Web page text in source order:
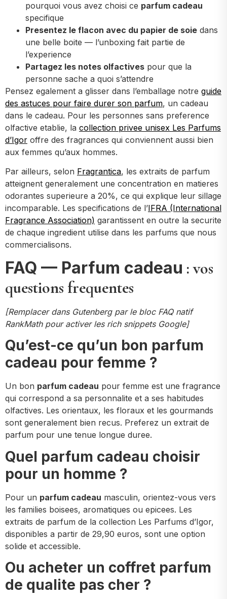
pourquoi vous avez choisi ce parfum cadeau
specifique
Presentez le flacon avec du papier de soie dans
une belle boite — l’unboxing fait partie de
l’experience
Partagez les notes olfactives pour que la
personne sache a quoi s’attendre
Pensez egalement a glisser dans l’emballage notre guide
des astuces pour faire durer son parfum, un cadeau
dans le cadeau. Pour les personnes sans preference
olfactive etablie, la collection privee unisex Les Parfums
d’Igor offre des fragrances qui conviennent aussi bien
aux femmes qu’aux hommes.
Par ailleurs, selon Fragrantica, les extraits de parfum
atteignent generalement une concentration en matieres
odorantes superieure a 20%, ce qui explique leur sillage
incomparable. Les specifications de l’IFRA (International
Fragrance Association) garantissent en outre la securite
de chaque ingredient utilise dans les parfums que nous
commercialisons.
FAQ — Parfum cadeau : vos
questions frequentes
[Remplacer dans Gutenberg par le bloc FAQ natif
RankMath pour activer les rich snippets Google]
Qu’est-ce qu’un bon parfum
cadeau pour femme ?
Un bon parfum cadeau pour femme est une fragrance
qui correspond a sa personnalite et a ses habitudes
olfactives. Les orientaux, les floraux et les gourmands
sont generalement bien recus. Preferez un extrait de
parfum pour une tenue longue duree.
Quel parfum cadeau choisir
pour un homme ?
Pour un parfum cadeau masculin, orientez-vous vers
les families boisees, aromatiques ou epicees. Les
extraits de parfum de la collection Les Parfums d’Igor,
disponibles a partir de 29,90 euros, sont une option
solide et accessible.
Ou acheter un coffret parfum
de qualite pas cher ?